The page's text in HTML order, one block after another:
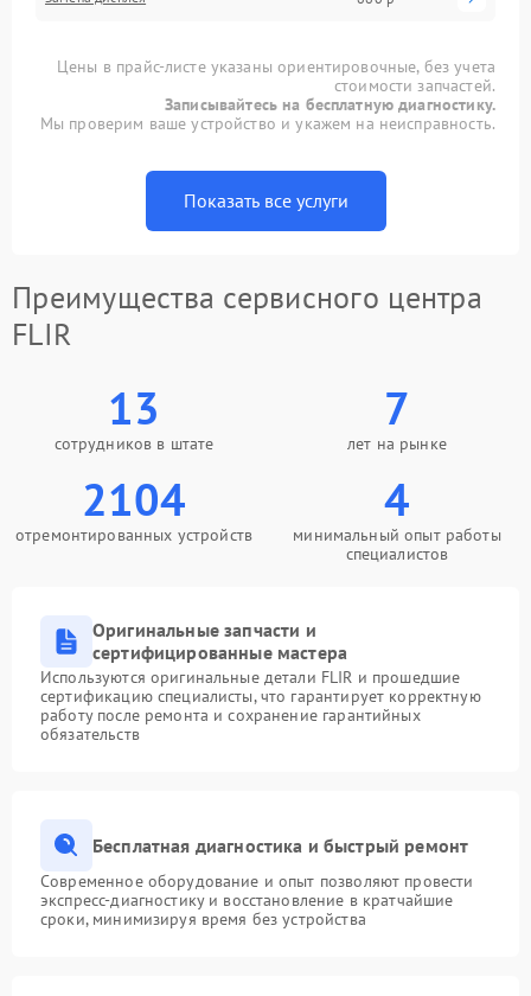
Цены в прайс-листе указаны ориентировочные, без учета
стоимости запчастей.
Записывайтесь на бесплатную диагностику.
Мы проверим ваше устройство и укажем на неисправность.
Показать все услуги
Преимущества сервисного центра
FLIR
13
сотрудников в штате
7
лет на рынке
2104
отремонтированных устройств
4
минимальный опыт работы
специалистов
Оригинальные запчасти и
сертифицированные мастера
Используются оригинальные детали FLIR и прошедшие
сертификацию специалисты, что гарантирует корректную
работу после ремонта и сохранение гарантийных
обязательств
Бесплатная диагностика и быстрый ремонт
Современное оборудование и опыт позволяют провести
экспресс-диагностику и восстановление в кратчайшие
сроки, минимизируя время без устройства